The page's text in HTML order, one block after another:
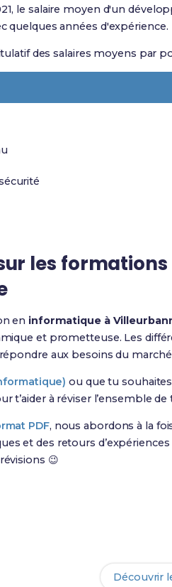
le salaire moyen d'un
quelques années d'expérience.
des salaires moyens par
les
en informatique à
et prometteuse. Les
aux besoins du marché
ou que tu
t’aider à réviser l’ensemble
PDF, nous abordons à la
et des retours
😉
Découvrir